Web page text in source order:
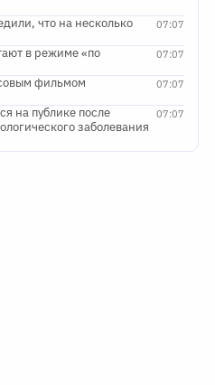
07:07
что на несколько
07:07
в режиме «по
07:07
фильмом
07:07
на публике после
заболевания